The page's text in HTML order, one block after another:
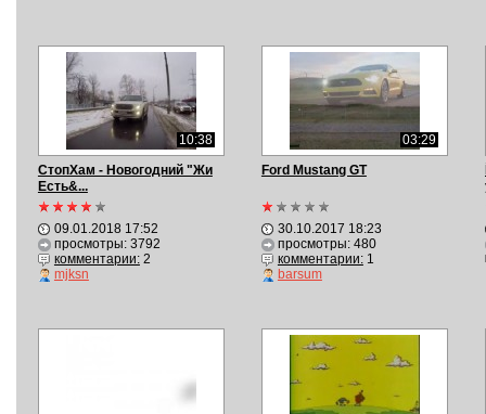
10:38
СтопХам - Новогодний "Жи
Есть&...
09.01.2018 17:52
просмотры: 3792
комментарии:2
mjksn
03:29
Ford Mustang GT
30.10.2017 18:23
просмотры: 480
комментарии:1
barsum